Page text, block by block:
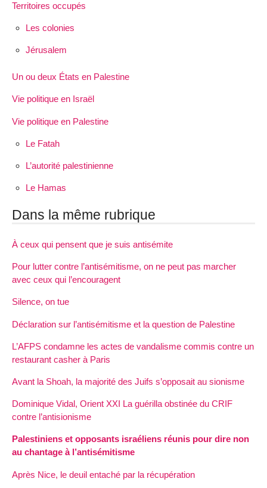
Territoires occupés
Les colonies
Jérusalem
Un ou deux États en Palestine
Vie politique en Israël
Vie politique en Palestine
Le Fatah
L’autorité palestinienne
Le Hamas
Dans la même rubrique
À ceux qui pensent que je suis antisémite
Pour lutter contre l’antisémitisme, on ne peut pas marcher
avec ceux qui l’encouragent
Silence, on tue
Déclaration sur l’antisémitisme et la question de Palestine
L’AFPS condamne les actes de vandalisme commis contre un
restaurant casher à Paris
Avant la Shoah, la majorité des Juifs s’opposait au sionisme
Dominique Vidal, Orient XXI La guérilla obstinée du CRIF
contre l’antisionisme
Palestiniens et opposants israéliens réunis pour dire non
au chantage à l’antisémitisme
Après Nice, le deuil entaché par la récupération